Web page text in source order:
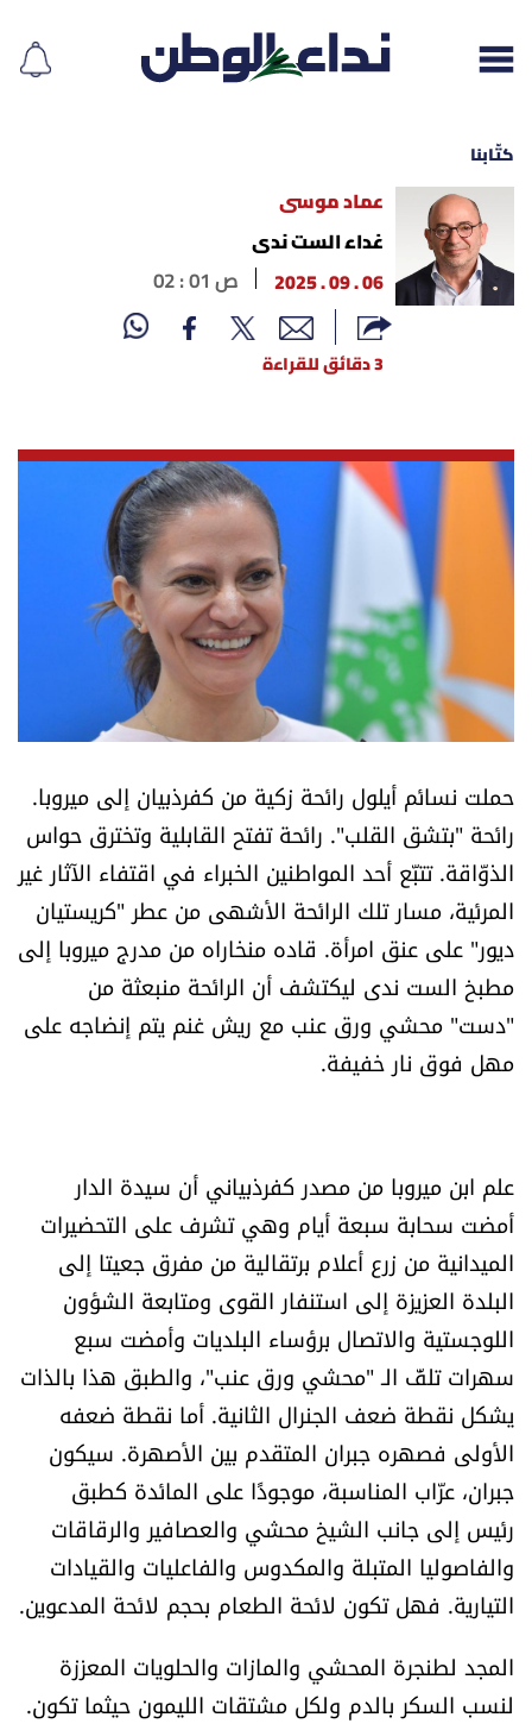
إقرأ الجريدة
لبنان
محليات
متفرقات
نداء القرّاء
خاص الموقع
كتّابنا
تحت المجهر
آراء
اقتصاد
العالم
ثقافة وفنون
فصل من كتاب
اقرأ تضحك
كاميرا
سجالات
صحّة وصحن
الرياضة
منوّعات
كتّابنا
عماد موسى
غداء الست ندى
06 . 09 . 2025
02 : 01 ص
3 دقائق للقراءة
حملت نسائم أيلول رائحة زكية من كفرذبيان إلى ميروبا.
رائحة "بتشق القلب". رائحة تفتح القابلية وتخترق حواس
الذوّاقة. تتبّع أحد المواطنين الخبراء في اقتفاء الآثار غير
المرئية، مسار تلك الرائحة الأشهى من عطر "كريستيان
ديور" على عنق امرأة. قاده منخاراه من مدرج ميروبا إلى
مطبخ الست ندى ليكتشف أن الرائحة منبعثة من
"دست" محشي ورق عنب مع ريش غنم يتم إنضاجه على
مهل فوق نار خفيفة.
علم ابن ميروبا من مصدر كفرذبياني أن سيدة الدار
أمضت سحابة سبعة أيام وهي تشرف على التحضيرات
الميدانية من زرع أعلام برتقالية من مفرق جعيتا إلى
البلدة العزيزة إلى استنفار القوى ومتابعة الشؤون
اللوجستية والاتصال برؤساء البلديات وأمضت سبع
سهرات تلفّ الـ "محشي ورق عنب"، والطبق هذا بالذات
يشكل نقطة ضعف الجنرال الثانية. أما نقطة ضعفه
الأولى فصهره جبران المتقدم بين الأصهرة. سيكون
جبران، عرّاب المناسبة، موجودًا على المائدة كطبق
رئيس إلى جانب الشيخ محشي والعصافير والرقاقات
والفاصوليا المتبلة والمكدوس والفاعليات والقيادات
التيارية. فهل تكون لائحة الطعام بحجم لائحة المدعوين.
المجد لطنجرة المحشي والمازات والحلويات المعززة
لنسب السكر بالدم ولكل مشتقات الليمون حيثما تكون.